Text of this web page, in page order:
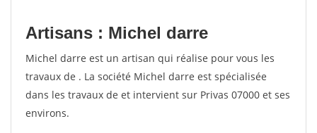
Artisans : Michel darre
Michel darre est un artisan qui réalise pour vous les
travaux de . La société Michel darre est spécialisée
dans les travaux de et intervient sur Privas 07000 et ses
environs.